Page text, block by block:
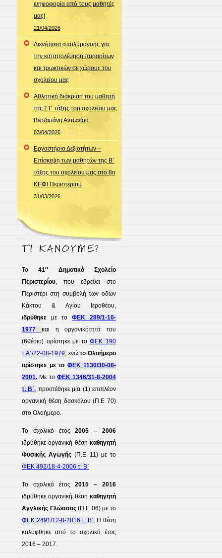
ψηφοφορία από τους μαθητές
μας!
21/04/2026
Διενέργεια απολύμανσης για
την καταπολέμηση παρασίτων
και τρωκτικών σε χώρους του
σχολείου μας
Αθλητική διάκριση του μαθητή
της ΣΤ΄ τάξης του σχολείου μας
Βερζαμάνη Αντωνίου
03/04/2026
Εργαστήριο Δεξιοτήτων –
Επίσκεψη των μαθητών της Β΄
τάξης του σχολείου μας στο 8ο
ΚΕΦΙ Περιστερίου
31/03/2026
Το41ο
Δημοτικό Σχολείο
Περιστερίου, που εδρεύει στο
Περιστέρι στη συμβολή των οδών
Κάκτου & Αγίου Ιεροθέου,
ιδρύθηκε με το ΦΕΚ 289/1-10-
1977
και η οργανικότητά του
(6θέσιο) ορίστηκε με τοΦΕΚ 190
τ.Α΄/22-08-1979, ενώτο Ολοήμερο
ορίστηκε με το ΦΕΚ 1130/30-08-
2001. Με το ΦΕΚ 1346/31-8-2004
τ. Β΄, προστέθηκε μία (1) επιπλέον
οργανική θέση δασκάλου (Π.Ε 70)
στο Ολοήμερο.
Το σχολικό έτος2005 – 2006
ιδρύθηκε οργανική θέση καθηγητή
Φυσικής Αγωγής (Π.Ε 11) με το
ΦΕΚ 492/18-4-2006 τ. Β΄
Το σχολικό έτος2015 – 2016
ιδρύθηκε οργανική θέση καθηγητή
Αγγλικής Γλώσσας(Π.Ε 06) με το
ΦΕΚ 2491/12-8-2016 τ. Β΄.Η θέση
καλύφθηκε από το σχολικό έτος
2016 – 2017.